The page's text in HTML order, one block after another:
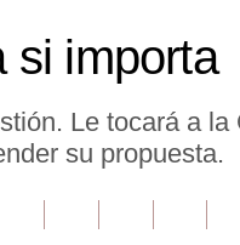
si importa
Le tocará a
su propuesta.